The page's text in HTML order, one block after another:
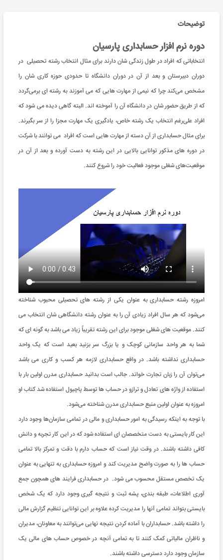
توضیحات
دوره نرم افزار حسابداری پارسیان
انتخاباتی که افراد در طول زندگی شان دارند برای مثال انتخاب رشته تحصیلی در
دوران دبیرستان و بعد از آن در دوران دانشگاه تا حدودی حوزه کاری شان را
مشخص می‌کند چرا که نیمی از مهارت هایی که می آموزند به رشته ای برمی‌گردد
که از طریق حضور شان در دانشگاه آن را آموخته اند. البته گاهی دیده می شود که
افراد علی‌رغم انتخاب یک رشته خاص، یادگیری یک مهارت مجزا را از سر بگیرند.
برای مثال حسابداری از آن دسته از مهارت هایی است که افراد می توانند با شرکت
در دوره های مذکور توانایی بالایی در این رشته به دست آورده و بعد از آن در
موقعیت‌های شغلی موجود فعالیت خود را شروع کنند.
امروزه رشته حسابداری به عنوان یکی از رشته های تحصیلی محبوب شناخته
می‌شود که هر سال افراد زیادی آن را به عنوان رشته دانشگاهی شان انتخاب می
کنند. موقعیت های شغلی موجود برای این رشته تقریباً زیاد می باشد به گونه ای که
شما به هر واحد سازمانی کوچک و یا بزرگ سر بزنید بعید است که یک واحد
حسابداری نداشته باشد. در واقع حسابداری لازمه هر کسب و کاری می باشد
می‌توان آن را زبان تجارت خواند. جالب است بدانید حسابداری مدرن اولین بار با
استفاده از واژه های تعادل و ترازو در حساب ها توسط پاچیول استفاده شد کتاب او
امروزه به عنوان اولین منبع حسابداری مدرن شناخته می‌شود.
با توجه به اینکه رسیدگی به امور حسابداری و مالی در تمامی سازمان‌ها وجود دارد
این کار بایستی به دست متخصصان ای استفاده شود که در این کار تجربه و دانش
کافی داشته باشند. در وقت نیاز است که حساب دارم با دقت و تمرکز بالا تمامی
حساب ها را به صورت واضح مدیریت کند و امروزه حسابداری به تنهایی به عنوان
یک تخصص مستقل محسوب می شود. در حسابداری فرایند های همچون جمع
آوری اطلاعات، طبقه بندی، پشه ثبت و نتیجه گیری وجود دارد که یک شخص
بایستی بتواند تمامی آنها را مدیریت کرده علاوه بر این توانایی تنظیم گزارش مالی
را داشته باشد. حسابداران با آماده کردن نتیجه نهایی می‌توانند به معاونان، مدیران
و ناظران مالیاتی کمک کنند تا به تمامی آنچه در خصوص حساب های مالی یک
سازمان وجود دارد دسترسی داشته باشند.